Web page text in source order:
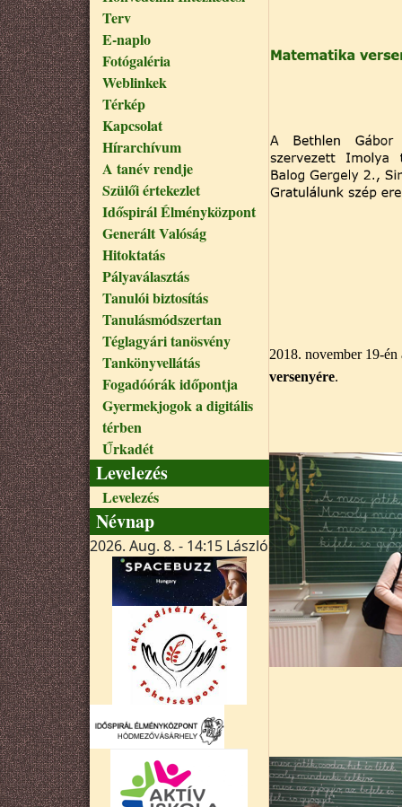
Terv
E-naplo
Fotógaléria
Weblinkek
Térkép
Kapcsolat
Hírarchívum
A tanév rendje
Szülői értekezlet
Időspirál Élményközpont
Generált Valóság
Hitoktatás
Pályaválasztás
Tanulói biztosítás
Tanulásmódszertan
Téglagyári tanösvény
Tankönyvellátás
Fogadóórák időpontja
Gyermekjogok a digitális
térben
Űrkadét
Levelezés
Levelezés
Névnap
2026. Aug. 8. - 14:15 László
2018. november 19-
versenyére.